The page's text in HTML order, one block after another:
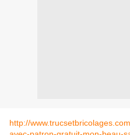
http://